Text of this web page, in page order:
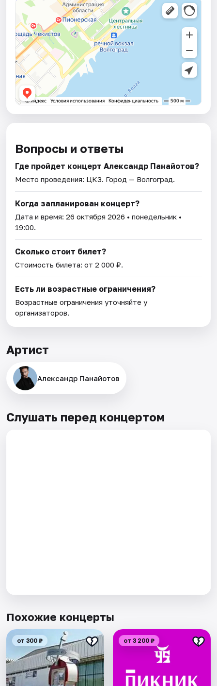
Вопросы и ответы
Где пройдет концерт Александр Панайотов?
Место проведения: ЦКЗ. Город — Волгоград.
Когда запланирован концерт?
Дата и время:26 октября 2026 • понедельник •
19:00.
Сколько стоит билет?
Стоимость билета: от 2 000 ₽.
Есть ли возрастные ограничения?
Возрастные ограничения уточняйте у
организаторов.
Артист
Александр Панайотов
Слушать перед концертом
Похожие концерты
от 300 ₽ от 3 200 ₽